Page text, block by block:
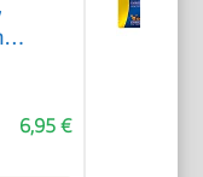
6,95 €